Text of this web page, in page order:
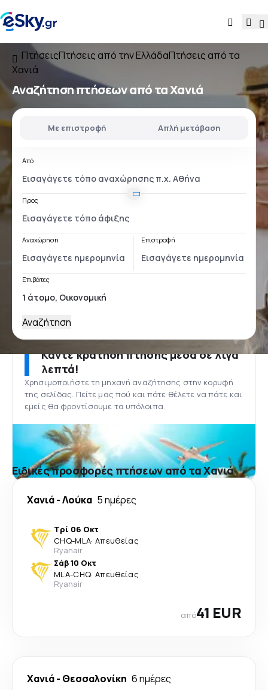
ΠτήσειςΠτήσεις από την ΕλλάδαΠτήσεις από τα
Χανιά
Αναζήτηση πτήσεωναπό τα Χανιά
Με επιστροφή Απλή μετάβαση
Από
Προς
Αναχώρηση Επιστροφή
Επιβάτες
Αναζήτηση
Κάντε κράτηση πτήσης μέσα σε λίγα
λεπτά!
Χρησιμοποιήστε τη μηχανή αναζήτησης στην κορυφή
της σελίδας. Πείτε μας πού και πότε θέλετε να πάτε και
εμείς θα φροντίσουμε τα υπόλοιπα.
Ειδικές προσφορές πτήσεων από τα Χανιά
Χανιά-Λούκα 5 ημέρες
Τρί 06 Οκτ
CHQ-MLA· Απευθείας
Ryanair
Σάβ 10 Οκτ
MLA-CHQ· Απευθείας
Ryanair
από41 EUR
Χανιά- Θεσσαλονίκη 6 ημέρες